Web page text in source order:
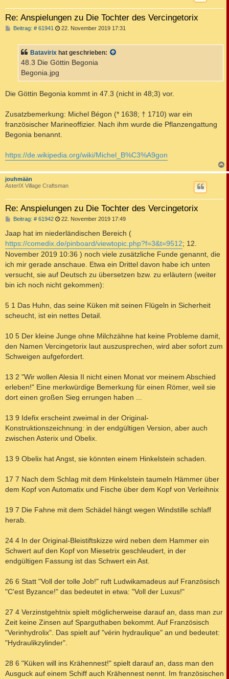
Re: Anspielungen zu Die Tochter des Vercingetorix
Beitrag: # 61941 B
r
a
22. November 2019 17:31
Batavirix hat geschrieben:
48.3 Die Göttin Begonia
Begonia.jpg
Die Göttin Begonia kommt in 47.3 (nicht in 48;3) vor.
Zusatzbemerkung: Michel Bégon (* 1638; † 1710) war ein
französischer Marineoffizier. Nach ihm wurde die Pflanzengattung
Begonia benannt.
https://de.wikipedia.org/wiki/Michel_B%C3%A9gon
a
jouhmään
AsterIX Village Craftsman
Re: Anspielungen zu Die Tochter des Vercingetorix
Beitrag: # 61942B
i
r
a
g
22. November 2019 17:49
Jaap hat im niederländischen Bereich (
https://comedix.de/pinboard/viewtopic.php?f=3&t=9512; 12.
November 2019 10:36 ) noch viele zusätzliche Funde genannt, die
ich mir gerade anschaue. Etwa ein Drittel davon habe ich unten
versucht, sie auf Deutsch zu übersetzen bzw. zu erläutern (weiter
bin ich noch nicht gekommen):
5 1 Das Huhn, das seine Küken mit seinen Flügeln in Sicherheit
scheucht, ist ein nettes Detail.
10 5 Der kleine Junge ohne Milchzähne hat keine Probleme damit,
den Namen Vercingetorix laut auszusprechen, wird aber sofort zum
Schweigen aufgefordert.
13 2 "Wir wollen Alesia II nicht einen Monat vor meinem Abschied
erleben!" Eine merkwürdige Bemerkung für einen Römer, weil sie
dort einen großen Sieg errungen haben ...
13 9 Idefix erscheint zweimal in der Original-
Konstruktionszeichnung: in der endgültigen Version, aber auch
zwischen Asterix und Obelix.
13 9 Obelix hat Angst, sie könnten einem Hinkelstein schaden.
17 7 Nach dem Schlag mit dem Hinkelstein taumeln Hämmer über
dem Kopf von Automatix und Fische über dem Kopf von Verleihnix
19 7 Die Fahne mit dem Schädel hängt wegen Windstille schlaff
herab.
24 4 In der Original-Bleistiftskizze wird neben dem Hammer ein
Schwert auf den Kopf von Miesetrix geschleudert, in der
endgültigen Fassung ist das Schwert ein Ast.
26 6 Statt "Voll der tolle Job!" ruft Ludwikamadeus auf Französisch
"C'est Byzance!" das bedeutet in etwa: "Voll der Luxus!"
27 4 Verzinstgehtnix spielt möglicherweise darauf an, dass man zur
Zeit keine Zinsen auf Sparguthaben bekommt. Auf Französisch
"Verinhydrolix". Das spielt auf "vérin hydraulique" an und bedeutet:
"Hydraulikzylinder".
28 6 "Küken will ins Krähennest!" spielt darauf an, dass man den
Ausguck auf einem Schiff auch Krähennest nennt. Im französischen